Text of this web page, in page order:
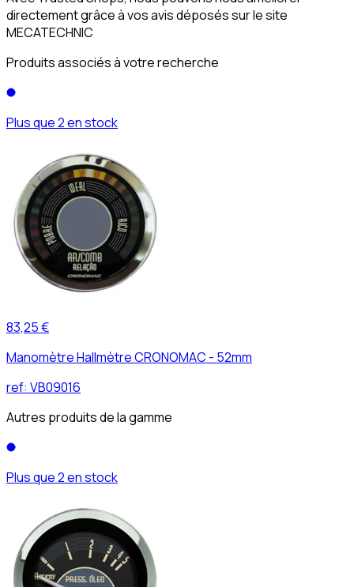
directement grâce à vos avis déposés sur le site
MECATECHNIC
Produits associés à votre recherche
Plus que 2 en stock
83,25 €
Manomètre Hallmètre CRONOMAC - 52mm
ref: VB09016
Autres produits de la gamme
Plus que 2 en stock